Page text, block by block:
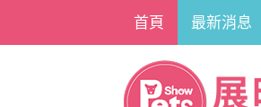
首頁 最新消息